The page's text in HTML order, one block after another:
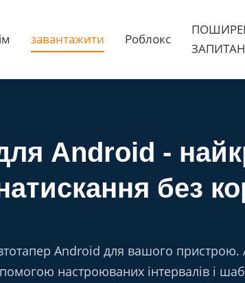
завантажити Роблокс
Android -
без
Android для вашого пристрою.
настроюваних інтервалів і